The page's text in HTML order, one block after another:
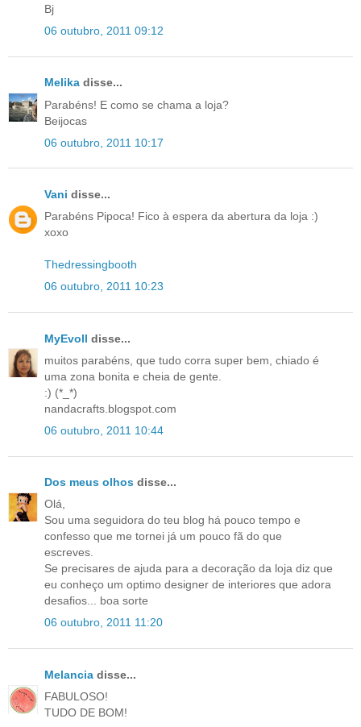
Bj
06 outubro, 2011 09:12
Melika disse...
Parabéns! E como se chama a loja?
Beijocas
06 outubro, 2011 10:17
Vani disse...
Parabéns Pipoca! Fico à espera da abertura da loja :)
xoxo
Thedressingbooth
06 outubro, 2011 10:23
MyEvoll disse...
muitos parabéns, que tudo corra super bem, chiado é
uma zona bonita e cheia de gente.
:) (*_*)
nandacrafts.blogspot.com
06 outubro, 2011 10:44
Dos meus olhos disse...
Olá,
Sou uma seguidora do teu blog há pouco tempo e
confesso que me tornei já um pouco fã do que
escreves.
Se precisares de ajuda para a decoração da loja diz que
eu conheço um optimo designer de interiores que adora
desafios... boa sorte
06 outubro, 2011 11:20
Melancia disse...
FABULOSO!
TUDO DE BOM!